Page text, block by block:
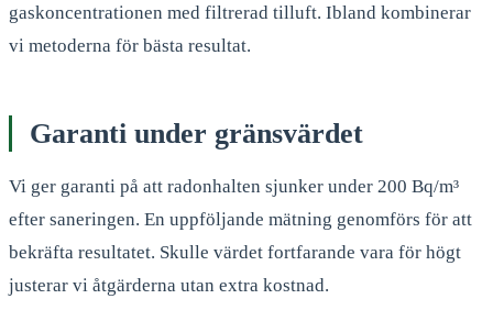
gaskoncentrationen med filtrerad tilluft. Ibland kombinerar
vi metoderna för bästa resultat.
Garanti under gränsvärdet
Vi ger garanti på att radonhalten sjunker under 200 Bq/m³
efter saneringen. En uppföljande mätning genomförs för att
bekräfta resultatet. Skulle värdet fortfarande vara för högt
justerar vi åtgärderna utan extra kostnad.